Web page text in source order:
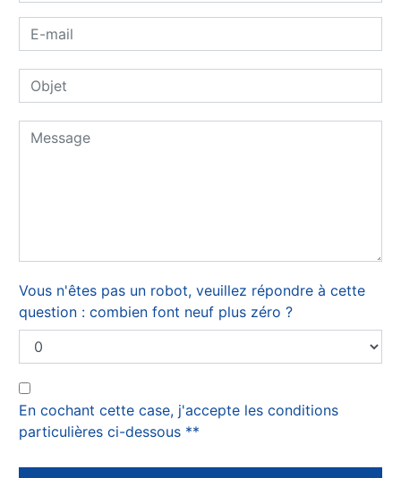
Vous n'êtes pas un robot, veuillez répondre à cette
question : combien font neuf plus zéro ?
En cochant cette case, j'accepte les conditions
particulières ci-dessous **